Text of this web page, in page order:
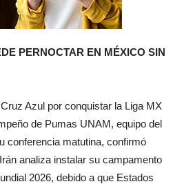
PERNOCTAR EN MÉXICO SIN
Azul por conquistar la Liga MX
de Pumas UNAM, equipo del
conferencia matutina, confirmó
analiza instalar su campamento
2026, debido a que Estados